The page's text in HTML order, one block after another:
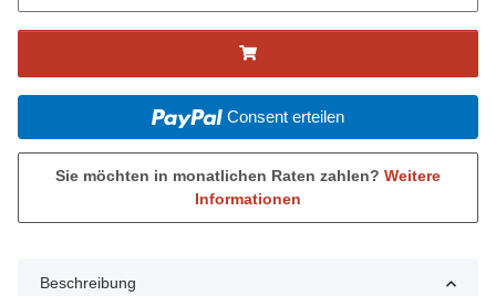
Consent erteilen
Sie möchten in monatlichen Raten zahlen? Weitere
Informationen
Beschreibung